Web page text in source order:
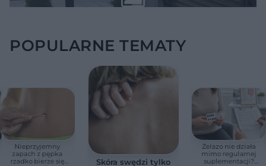
POPULARNE TEMATY
Nieprzyjemny
zapach z pępka
rzadko bierze się
Skóra swędzi tylko
Żelazo nie działa
mimo regularnej
suplementacji?